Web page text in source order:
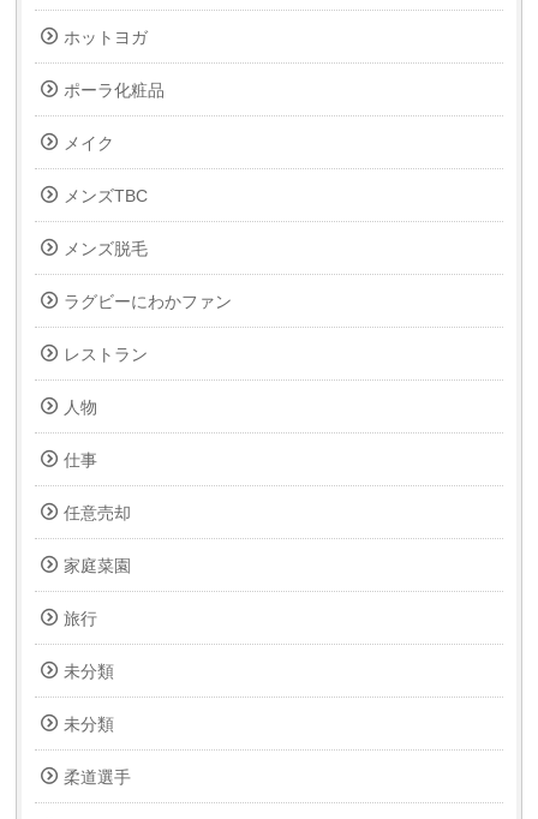
ホットヨガ
ポーラ化粧品
メイク
メンズTBC
メンズ脱毛
ラグビーにわかファン
レストラン
人物
仕事
任意売却
家庭菜園
旅行
未分類
未分類
柔道選手